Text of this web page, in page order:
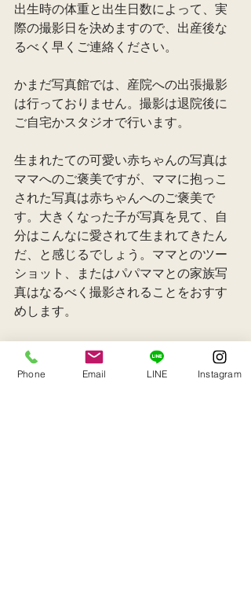
出生時の体重と出生日数によって、実
際の撮影日を決めますので、出産後な
るべく早くご連絡ください。
かまだ写真館では、産院への出張撮影
は行っておりません。撮影は退院後に
ご自宅かスタジオで行います。
生まれたての可愛い赤ちゃんの写真は
ママへのご褒美ですが、ママに抱っこ
された写真は赤ちゃんへのご褒美で
す。大きくなった子が写真を見て、自
分はこんなに愛されて生まれてきたん
だ、と感じるでしょう。ママとのツー
ショット、またはパパママとの家族写
真はなるべく撮影されることをおすす
めします。
Phone Email LINE Instagram